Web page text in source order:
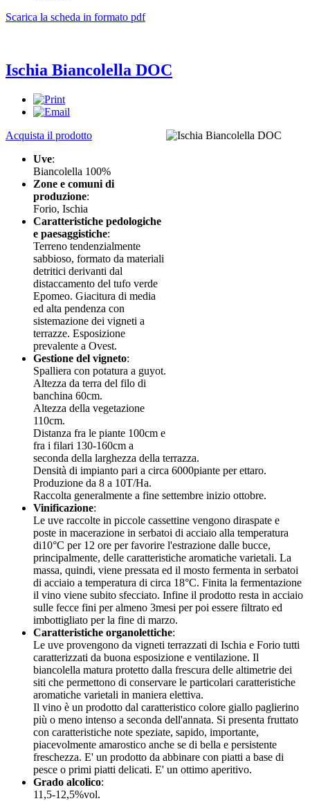
Scarica la scheda in formato pdf
Ischia Biancolella DOC
Acquista il prodotto
Uve:
Biancolella 100%
Zone e comuni di
produzione:
Forio, Ischia
Caratteristiche pedologiche
e paesaggistiche:
Terreno tendenzialmente
sabbioso, formato da materiali
detritici derivanti dal
distaccamento del tufo verde
Epomeo. Giacitura di media
ed alta pendenza con
sistemazione dei vigneti a
terrazze. Esposizione
prevalente a Ovest.
Gestione del vigneto:
Spalliera con potatura a guyot.
Altezza da terra del filo di
banchina 60cm.
Altezza della vegetazione
110cm.
Distanza fra le piante 100cm e
fra i filari 130-160cm a
seconda della larghezza della terrazza.
Densità di impianto pari a circa 6000piante per ettaro.
Produzione da 8 a 10T/Ha.
Raccolta generalmente a fine settembre inizio ottobre.
Vinificazione:
Le uve raccolte in piccole cassettine vengono diraspate e
poste in macerazione in serbatoi di acciaio alla temperatura
di10°C per 12 ore per favorire l'estrazione dalle bucce,
principalmente, delle caratteristiche aromatiche varietali. La
massa, quindi, viene pressata ed il mosto fermenta in serbatoi
di acciaio a temperatura di circa 18°C. Finita la fermentazione
il vino viene subito sfecciato. Infine il prodotto resta in acciaio
sulle fecce fini per almeno 3mesi per poi essere filtrato ed
imbottigliato per la fine di marzo.
Caratteristiche organolettiche:
Le uve provengono da vigneti terrazzati di Ischia e Forio tutti
caratterizzati da buona esposizione e ventilazione. Il
biancolella matura protetto dalla frescura delle altimetrie dei
siti che permettono di conservare le particolari caratteristiche
aromatiche varietali in maniera elettiva.
Il vino è un prodotto dal caratteristico colore giallo paglierino
più o meno intenso a seconda dell'annata. Si presenta fruttato
con caratteristiche note speziate, sapido, importante,
piacevolmente amarostico anche se di bella e persistente
freschezza. E' un prodotto da abbinare con piatti a base di
pesce o primi piatti delicati. E' un ottimo aperitivo.
Grado alcolico:
11,5-12,5%vol.